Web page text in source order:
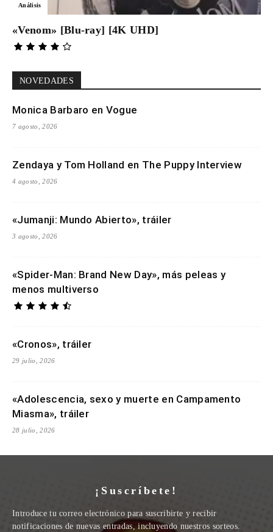
Análisis
«Venom» [Blu-ray] [4K UHD]
NOVEDADES
Monica Barbaro en Vogue
7 agosto, 2026
Zendaya y Tom Holland en The Puppy Interview
4 agosto, 2026
«Jumanji: Mundo Abierto», tráiler
3 agosto, 2026
«Spider-Man: Brand New Day», más peleas y
menos multiverso
«Cronos», tráiler
29 julio, 2026
«Adolescencia, sexo y muerte en Campamento
Miasma», tráiler
28 julio, 2026
¡Suscríbete!
Introduce tu correo electrónico para suscribirte y recibir
notificaciones de nuevas entradas, incluyendo nuestros sorteos.